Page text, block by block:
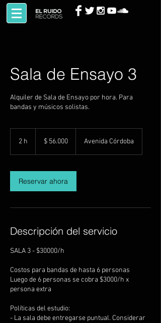
Sala de Ensayo 3
Alquiler de Sala de Ensayo por hora. Para
bandas y músicos solistas.
2 h
pesos
argentinos
$ 56.000 Avenida Córdoba
Reservar ahora
Descripción del servicio
SALA 3 - $30000/h
Costos para bandas de hasta 6 personas
Luego de 6 personas se cobra $3000/h x
persona extra
Políticas del estudio:
- La sala debe entregarse puntual. Considerar